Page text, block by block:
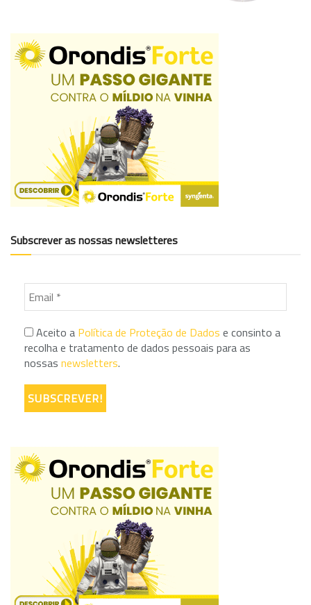
Subscrever as nossas newsletteres
Aceito a Política de Proteção de Dados e consinto a
recolha e tratamento de dados pessoais para as
nossas newsletters.